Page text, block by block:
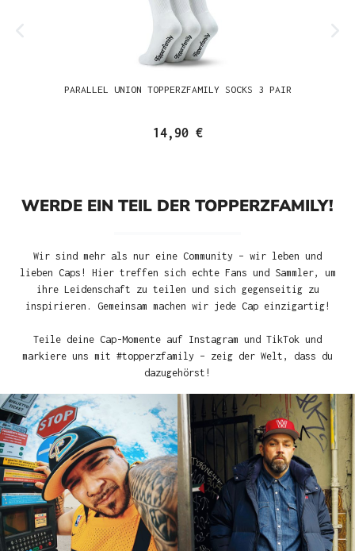
PARALLEL UNION TOPPERZFAMILY SOCKS 3 PAIR
14,90 €
WERDE EIN TEIL DER TOPPERZFAMILY!
Wir sind mehr als nur eine Community – wir leben und
lieben Caps! Hier treffen sich echte Fans und Sammler, um
ihre Leidenschaft zu teilen und sich gegenseitig zu
inspirieren. Gemeinsam machen wir jede Cap einzigartig!
Teile deine Cap-Momente auf Instagram und TikTok und
markiere uns mit #topperzfamily – zeig der Welt, dass du
dazugehörst!